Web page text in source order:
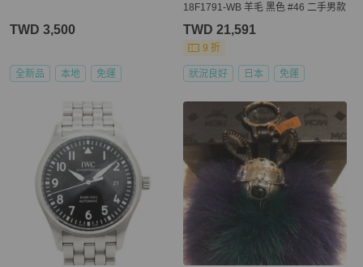
TWD 3,500
全新品 本地 免運
18F1791-WB 羊毛 黑色 #46 二手男款
TWD 21,591
9 折
狀況良好 日本 免運